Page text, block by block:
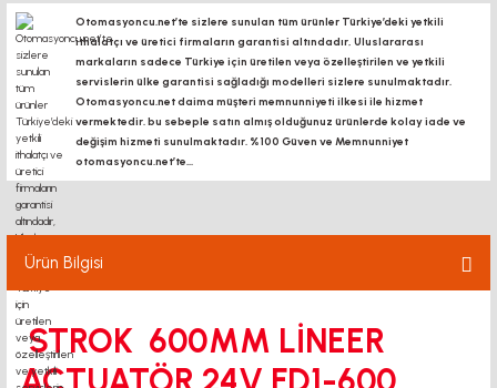
Otomasyoncu.net’te sizlere sunulan tüm ürünler Türkiye’deki yetkili
ithalatçı ve üretici firmaların garantisi altındadır, Uluslararası
markaların sadece Türkiye için üretilen veya özelleştirilen ve yetkili
servislerin ülke garantisi sağladığı modelleri sizlere sunulmaktadır.
Otomasyoncu.net daima müşteri memnunniyeti ilkesi ile hizmet
vermektedir. bu sebeple satın almış olduğunuz ürünlerde kolay iade ve
değişim hizmeti sunulmaktadır. %100 Güven ve Memnunniyet
otomasyoncu.net’te...
Ürün Bilgisi
STROK 600MM LİNEER